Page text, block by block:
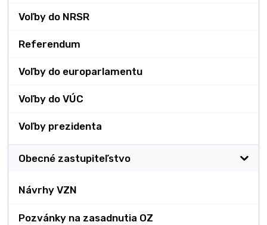
Voľby do NRSR
Referendum
Voľby do europarlamentu
Voľby do VÚC
Voľby prezidenta
Obecné zastupiteľstvo
Návrhy VZN
Pozvánky na zasadnutia OZ